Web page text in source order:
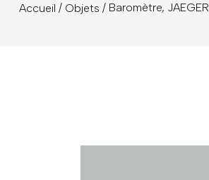
Accueil / Objets / Baromètre, JAEGER